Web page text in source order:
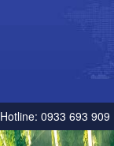
Hotline: 0933 693 909